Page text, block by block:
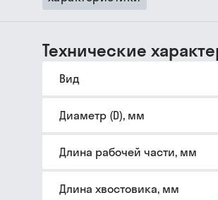
Технические
Вид
Диаметр (D), мм
Длина рабочей части, мм
Длина хвостовика, мм